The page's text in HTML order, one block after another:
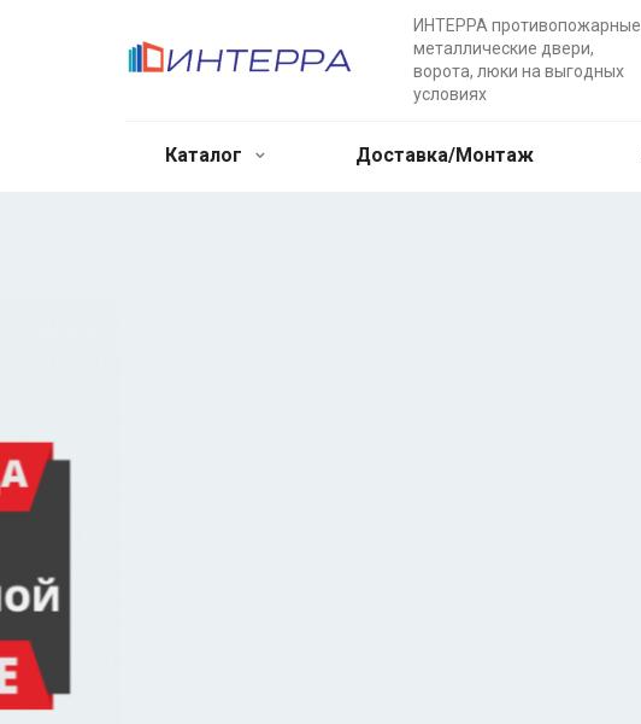
ИНТЕРРА противопожарные
металлические двери,
ворота, люки на выгодных
условиях
Каталог Доставка/Монтаж